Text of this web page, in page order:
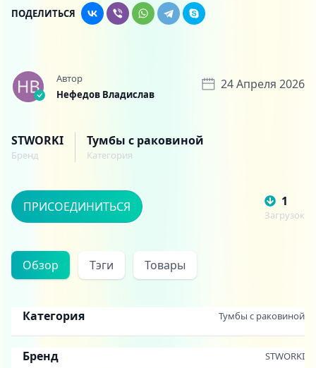
ПОДЕЛИТЬСЯ
Автор
Нефедов Владислав
24 Апреля 2026
STWORKI
Бренд
Тумбы с раковиной
Категория
ПРИСОЕДИНИТЬСЯ 1
Загрузок
Обзор Тэги Товары
Категория Тумбы с раковиной
Бренд STWORKI